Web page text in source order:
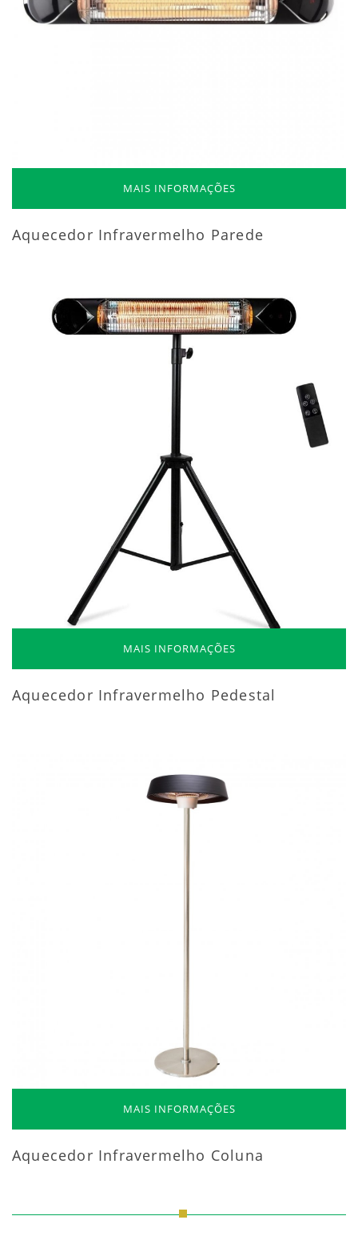
MAIS INFORMAÇÕES
Aquecedor Infravermelho Parede
MAIS INFORMAÇÕES
Aquecedor Infravermelho Pedestal
MAIS INFORMAÇÕES
Aquecedor Infravermelho Coluna